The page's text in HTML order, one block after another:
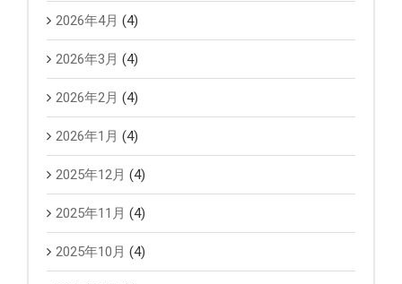
2026年4月 (4)
2026年3月 (4)
2026年2月 (4)
2026年1月 (4)
2025年12月 (4)
2025年11月 (4)
2025年10月 (4)